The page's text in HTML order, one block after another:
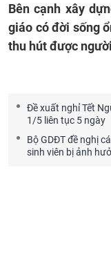
Bên cạnh xây
giáo có đời sống
thu hút được
Đề xuất nghỉ Tết
1/5 liên tục 5 ngày
Bộ GDĐT đề nghị
sinh viên bị ảnh